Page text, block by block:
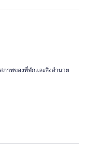
ภาพของที่พักและสิ่งอำนวย